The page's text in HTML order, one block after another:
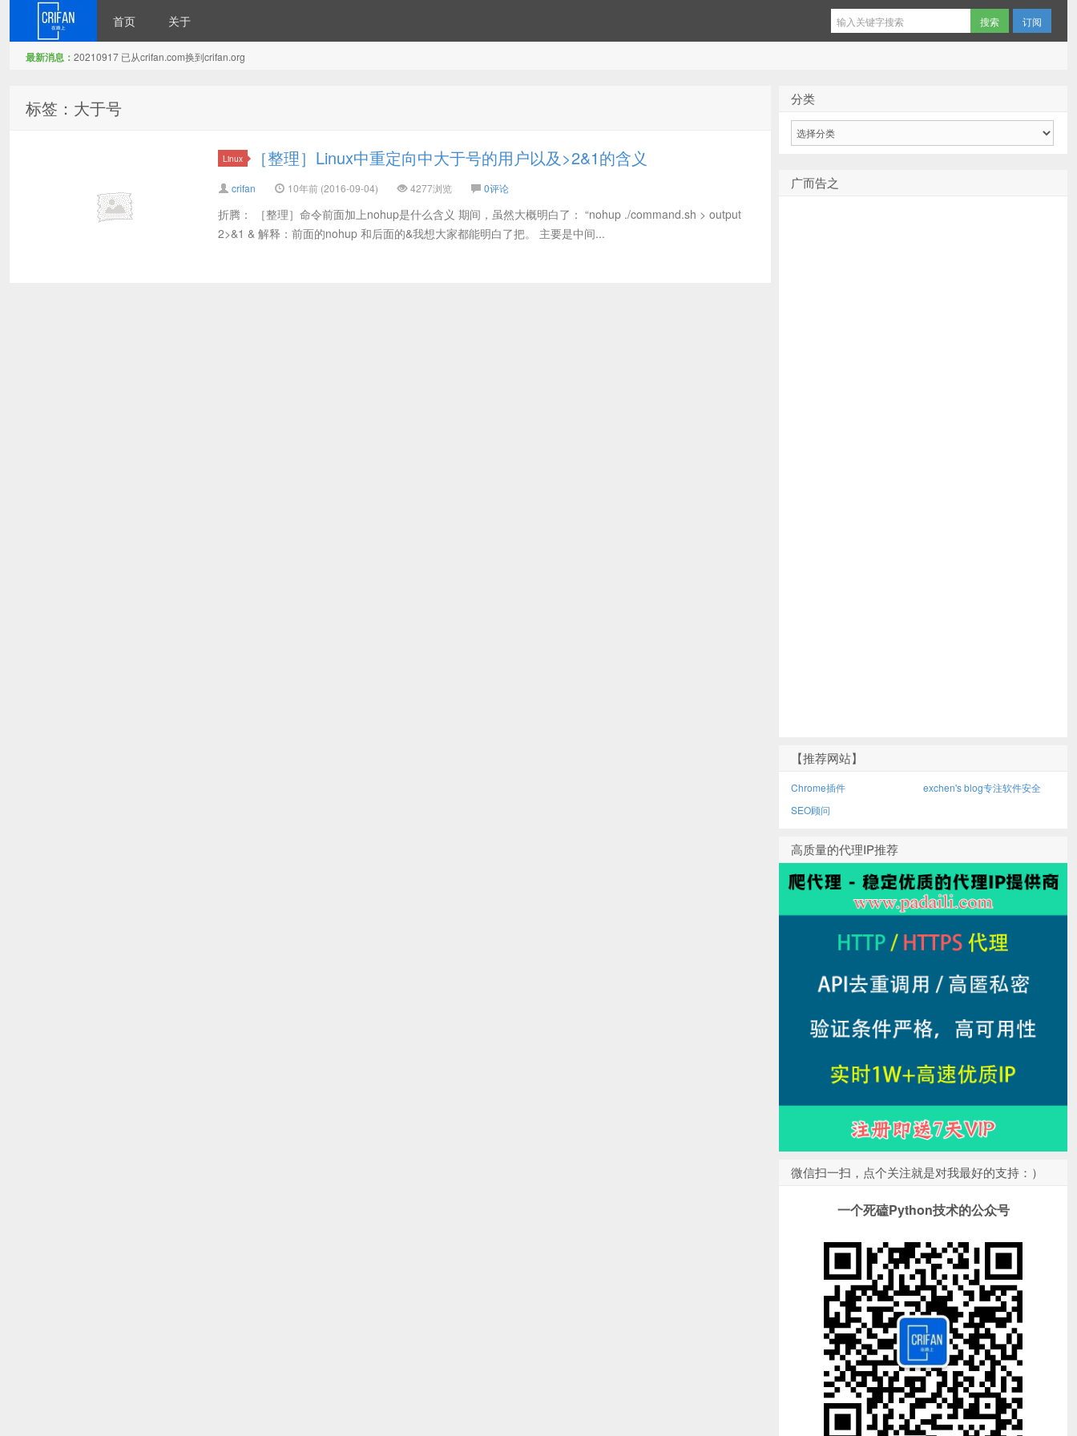
首页 关于 订阅
最新消息： 20210917 已从crifan.com换到crifan.org
标签：大于号
Linux ［整理］Linux中重定向中大于号的用户以及>2&1的含义
crifan 10年前 (2016-09-04) 4277浏览 0评论
折腾： ［整理］命令前面加上nohup是什么含义 期间，虽然大概明白了： “nohup ./command.sh > output
2>&1 & 解释：前面的nohup 和后面的&我想大家都能明白了把。 主要是中间...
分类
广而告之
【推荐网站】
Chrome插件
exchen's blog专注软件安全
SEO顾问
高质量的代理IP推荐
微信扫一扫，点个关注就是对我最好的支持：）
一个死磕Python技术的公众号